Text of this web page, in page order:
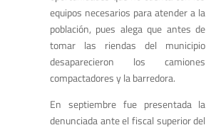
equipos necesarios para atender a la
población, pues alega que antes de
tomar las riendas del municipio
desaparecieron los camiones
compactadores y la barredora.
En septiembre fue presentada la
denunciada ante el fiscal superior del